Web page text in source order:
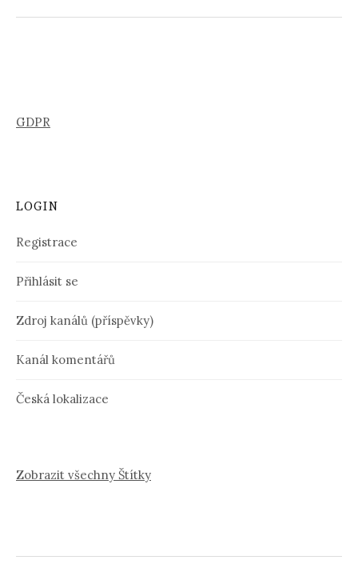
GDPR
LOGIN
Registrace
Přihlásit se
Zdroj kanálů (příspěvky)
Kanál komentářů
Česká lokalizace
Zobrazit všechny Štítky